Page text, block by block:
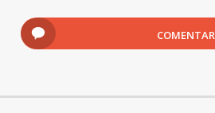
COMENTAR